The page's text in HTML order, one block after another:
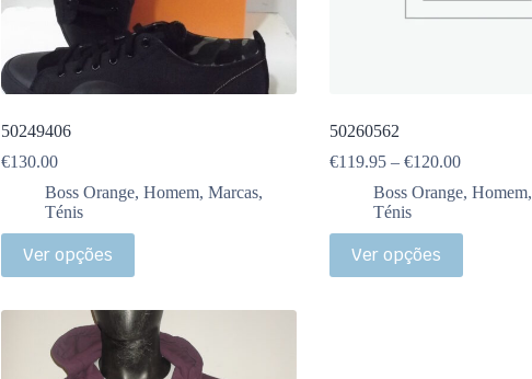
50249406
€130.00
Boss Orange, Homem, Marcas,
Ténis
Ver opções
50260562
€119.95 – €120.00
Boss Orange, Homem,
Ténis
Ver opções